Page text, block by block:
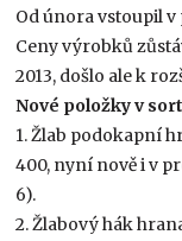
Od února vstoupil
Ceny výrobků
2013, došlo ale k
Nové položky v
1. Žlab podokapní
400, nyní nově i v
6).
2. Žlabový hák